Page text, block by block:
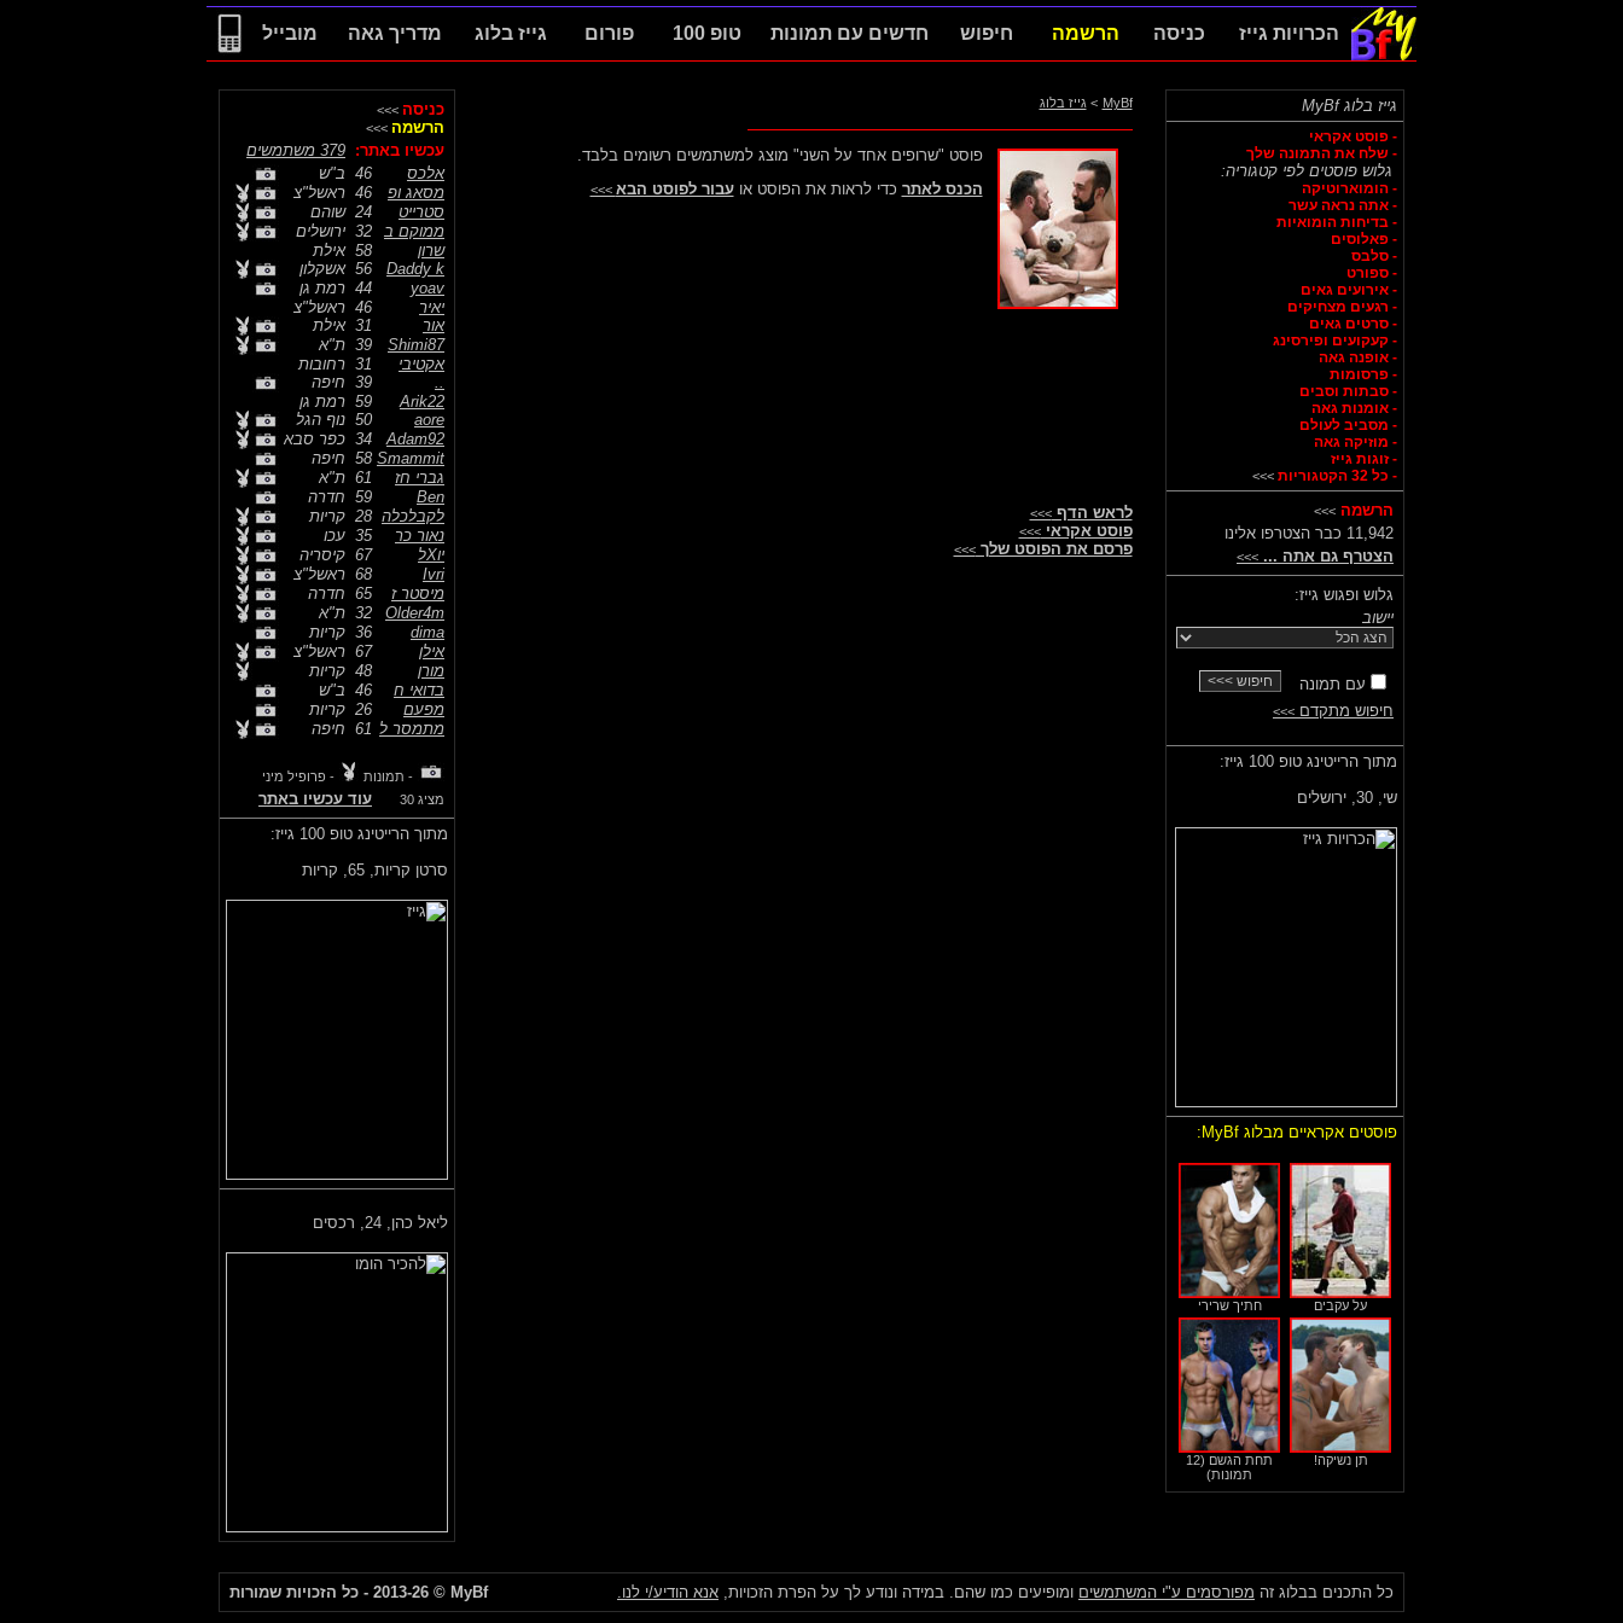
הכרויות גייז כניסה הרשמה חיפוש חדשים עם תמונות טופ 100 פורום גייז בלוג מדריך גאה מובייל
גייז בלוג MyBf
- פוסט אקראי
- שלח את התמונה שלך
גלוש פוסטים לפי קטגוריה:
- הומוארוטיקה
- אתה נראה עשר
- בדיחות הומואיות
- פאלוסים
- סלבס
- ספורט
- אירועים גאים
- רגעים מצחיקים
- סרטים גאים
- קעקועים ופירסינג
- אופנה גאה
- פרסומות
- סבתות וסבים
- אומנות גאה
- מסביב לעולם
- מוזיקה גאה
- זוגות גייז
- כל 32 הקטגוריות
>>>
הרשמה >>>
11,942 כבר הצטרפו אלינו
הצטרף גם אתה ... >>>
גלוש ופגוש גייז:
יישוב
עם תמונה
חיפוש מתקדם >>>
מתוך הרייטינג טופ 100 גייז:
שי, 30, ירושלים
פוסטים אקראיים מבלוג MyBf:
על עקבים חתיך שרירי
תן נשיקה!
תחת הגשם (12
תמונות)
MyBf
> גייז בלוג
פוסט "שרופים אחד על השני" מוצג למשתמשים רשומים בלבד.
הכנס לאתר כדי לראות את הפוסט אועבור לפוסט הבא >>>
לראש הדף>>>
פוסט אקראי>>>
פרסם את הפוסט שלך>>>
כניסה >>>
הרשמה >>>
עכשיו באתר: 379 משתמשים
אלכס
ב"ש
מסאג ופ
ראשל"צ
סטרייט
שוהם
ממוקם ב
ירושלים
שרון
אילת
Daddy k
אשקלון
yoav
רמת גן
יאיר
ראשל"צ
אור
אילת
Shimi87
ת"א
אקטיבי
רחובות
..
חיפה
Arik22
רמת גן
aore
נוף הגל
Adam92
כפר סבא
Smammit
חיפה
גברי חז
ת"א
Ben
חדרה
לקבלכלה
קריות
נאור כר
35
עכו
יוXל
67
קיסריה
Ivri
ראשל"צ
מיסטר ז
65
חדרה
Older4m
ת"א
dima
קריות
אילן
67
ראשל"צ
מורן
קריות
בדואי ח
ב"ש
מפעם
קריות
מתמסר ל
חיפה
- תמונות
- פרופיל מיני
מציג 30
עוד עכשיו באתר
מתוך הרייטינג טופ 100 גייז:
סרטן קריות, 65, קריות
ליאל כהן, 24, רכסים
כל התכנים בבלוג זה מפורסמים ע"י המשתמשים ומופיעים כמו שהם. במידה ונודע לך על הפרת הזכויות, אנא הודיע/י לנו. MyBf © 2013-26 - כל הזכויות שמורות